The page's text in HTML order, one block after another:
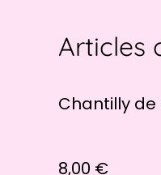
Articles
Chantilly
8,00 €